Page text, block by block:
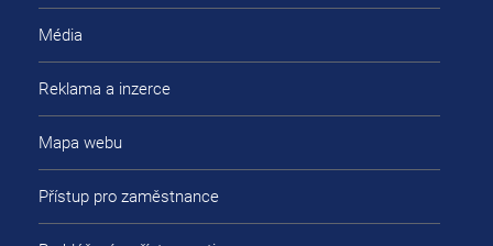
Média
Reklama a inzerce
Mapa webu
Přístup pro zaměstnance